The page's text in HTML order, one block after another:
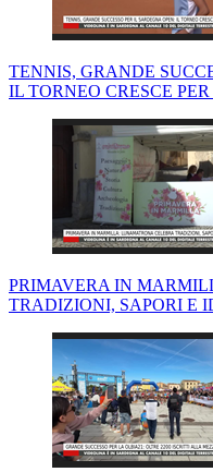
TENNIS, GRANDE
IL TORNEO CRESCE
PRIMAVERA IN
TRADIZIONI, SAPORI E